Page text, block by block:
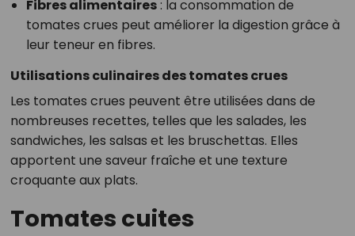
Fibres alimentaires: la consommation de
tomates crues peut améliorer la digestion grâce à
leur teneur en fibres.
Utilisations culinaires des tomates crues
Les tomates crues peuvent être utilisées dans de
nombreuses recettes, telles que les salades, les
sandwiches, les salsas et les bruschettas. Elles
apportent une saveur fraîche et une texture
croquante aux plats.
Tomates cuites